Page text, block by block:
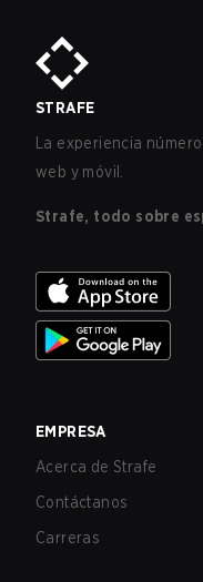
STRAFE
La experiencia
web y móvil.
Strafe, todo sobre
EMPRESA
Acerca de Strafe
Contáctanos
Carreras